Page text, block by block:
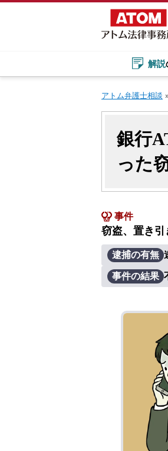
Skip
解説
アトム弁護士相談
銀行
った
事件
窃盗、置き引
逮捕の有無
事件の結果